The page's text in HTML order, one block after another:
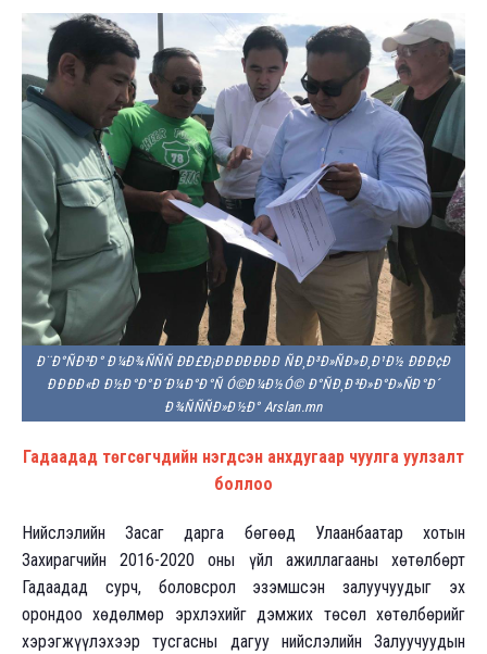
Ð¨Ð°ÑÐ³Ð° Ð¼Ð¾ÑÑÑ ÐÐ£Ð¡ÐÐÐÐÐÐÐ ÑÐ¸Ð³Ð»ÑÐ»Ð¸Ð¹Ð½ ÐÐÐ¢Ð
ÐÐÐÐ«Ð Ð½Ð°Ð°Ð´Ð¼Ð°Ð°Ñ Ó©Ð¼Ð½Ó© Ð°ÑÐ¸Ð³Ð»Ð°Ð»ÑÐ°Ð´
Ð¾ÑÑÑÐ»Ð½Ð° Arslan.mn
Гадаадад төгсөгчдийн нэгдсэн анхдугаар чуулга уулзалт
боллоо
Нийслэлийн Засаг дарга бөгөөд Улаанбаатар хотын
Захирагчийн 2016-2020 оны үйл ажиллагааны хөтөлбөрт
Гадаадад сурч, боловсрол эзэмшсэн залуучуудыг эх
орондоо хөдөлмөр эрхлэхийг дэмжих төсөл хөтөлбөрийг
хэрэгжүүлэхээр тусгасны дагуу нийслэлийн Залуучуудын